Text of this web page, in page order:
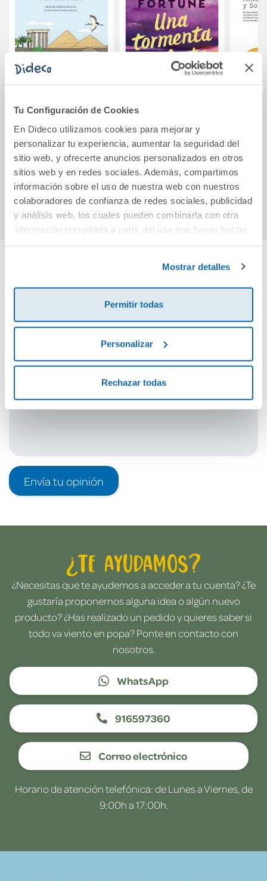
Tu Configuración de Cookies
En Dideco utilizamos cookies para mejorar y
personalizar tu experiencia, aumentar la seguridad del
sitio web, y ofrecerte anuncios personalizados en otros
sitios web y en redes sociales. Además, compartimos
información sobre el uso de nuestra web con nuestros
colaboradores de confianza de redes sociales, publicidad
y análisis web, los cuales pueden combinarla con otra
información recopilada a partir del uso que hayas hecho
Mostrar detalles
Permitir todas
Personalizar
Rechazar todas
11,50€
Comprar
perfecta
20,90€
Comprar
Cuéntanos tu opinión
¡Sé el primero en valorar este producto!
Envía tu opinión
¿Te ayudamos?
¿Necesitas que te ayudemos a acceder a tu cuenta? ¿Te
gustaría proponernos alguna idea o algún nuevo
producto? ¿Has realizado un pedido y quieres saber si
todo va viento en popa? Ponte en contacto con
nosotros.
WhatsApp
916597360
Correo electrónico
Horario de atención telefónica: de Lunes a Viernes, de
9:00h a 17:00h.